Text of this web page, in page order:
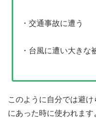
・交通事故に遭う
・台風に遭い大きな
このように自分では避
にあった時に使われます